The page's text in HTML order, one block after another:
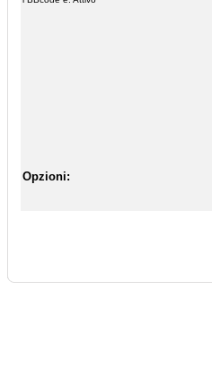
Opzioni: